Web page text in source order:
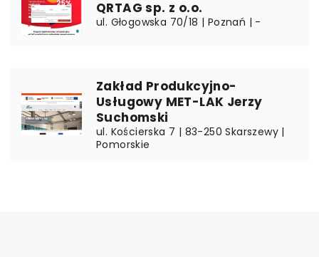
QRTAG sp. z o.o.
ul. Głogowska 70/18 | Poznań | -
Zakład Produkcyjno-
Usługowy MET-LAK Jerzy
Suchomski
ul. Kościerska 7 | 83-250 Skarszewy |
Pomorskie